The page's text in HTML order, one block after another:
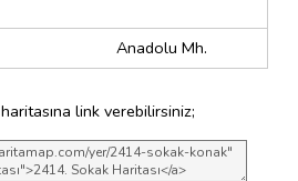
Anadolu Mh.
haritasına link verebilirsiniz;